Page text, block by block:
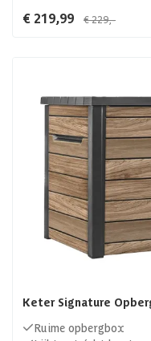
€ 219,99 € 229,-
Keter Signature
Ruime opbergbox